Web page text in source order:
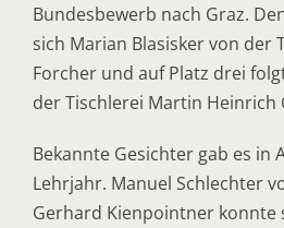
Bundesbewerb nach Graz.
sich Marian Blasisker von der
Forcher und auf Platz drei
der Tischlerei Martin Heinrich
Bekannte Gesichter gab es in
Lehrjahr. Manuel Schlechter
Gerhard Kienpointner konnte